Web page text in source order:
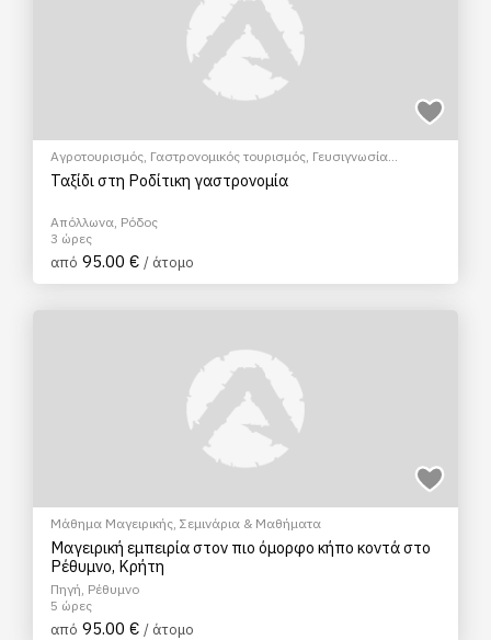
Αγροτουρισμός, Γαστρονομικός τουρισμός, Γευσιγνωσία
κρασιού
Μάθημα Μαγειρικής Πολιτιστικά - Πολιτισμικά
Σεμινάρια & Μαθήματα
Ταξίδι στη Ροδίτικη γαστρονομία
Απόλλωνα, Ρόδος
3 ώρες
από 95.00 € / άτομο
Μάθημα Μαγειρικής, Σεμινάρια & Μαθήματα
Μαγειρική εμπειρία στον πιο όμορφο κήπο κοντά στο
Ρέθυμνο, Κρήτη
Πηγή, Ρέθυμνο
5 ώρες
από 95.00 € / άτομο